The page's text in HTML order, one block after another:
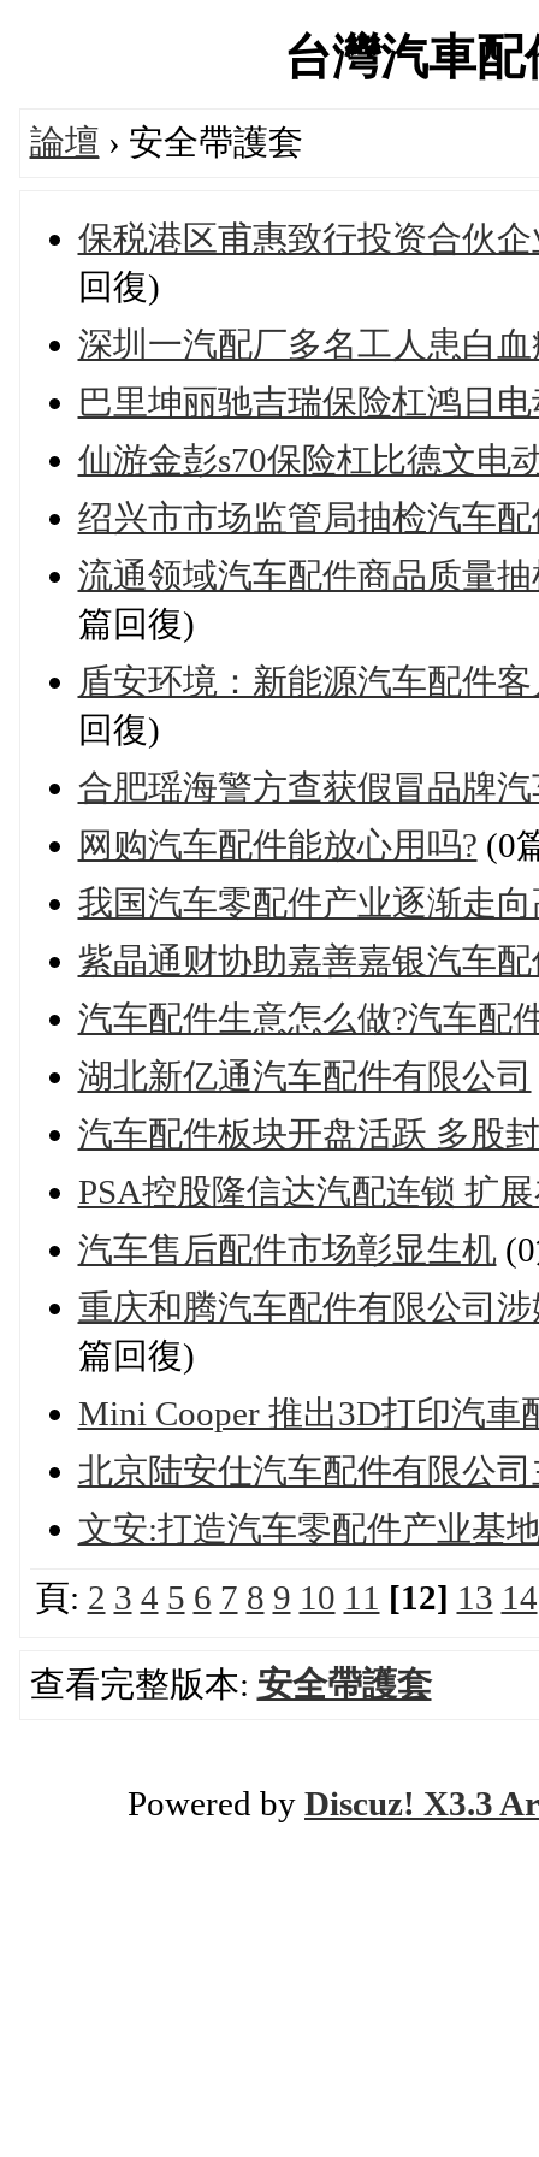
台灣汽車
論壇 › 安全帶護套
保税港区甫惠致行投资合伙
回復)
深圳一汽配厂多名工人患白
巴里坤丽驰吉瑞保险杠鸿日
仙游金彭s70保险杠比德文电
绍兴市市场监管局抽检汽车
流通领域汽车配件商品质量
篇回復)
盾安环境：新能源汽车配件
回復)
合肥瑶海警方查获假冒品牌
网购汽车配件能放心用吗? (0
我国汽车零配件产业逐渐走
紫晶通财协助嘉善嘉银汽车
汽车配件生意怎么做?汽车配
湖北新亿通汽车配件有限公司
汽车配件板块开盘活跃 多股
PSA控股隆信达汽配连锁 扩
汽车售后配件市场彰显生机(0
重庆和腾汽车配件有限公司
篇回復)
Mini Cooper 推出3D打印汽
北京陆安仕汽车配件有限公
文安:打造汽车零配件产业基
頁: 2 3 4 5 6 7 8 9 10 11 [12] 13 14
查看完整版本: 安全帶護套
Powered by Discuz! X3.3